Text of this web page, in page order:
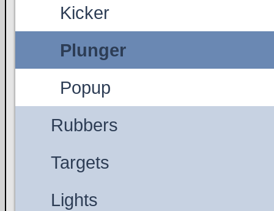
Kicker
Plunger
Popup
Rubbers
Targets
Lights